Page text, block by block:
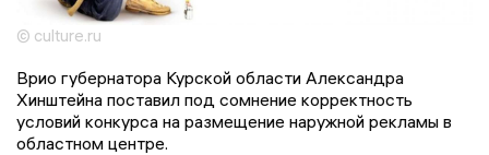
© culture.ru
Врио губернатора Курской области Александра
Хинштейна поставил под сомнение корректность
условий конкурса на размещение наружной рекламы в
областном центре.